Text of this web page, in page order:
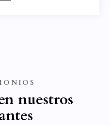
nuestros